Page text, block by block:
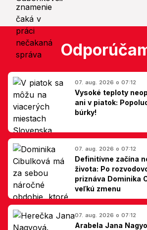
07. aug. 2026 o 07:12
Vysoké teploty
ani v piatok:
búrky!
07. aug. 2026 o 07:12
Definitívne začína
života: Po
priznáva Dominika
veľkú zmenu
07. aug. 2026 o 07:12
Arabela Jana